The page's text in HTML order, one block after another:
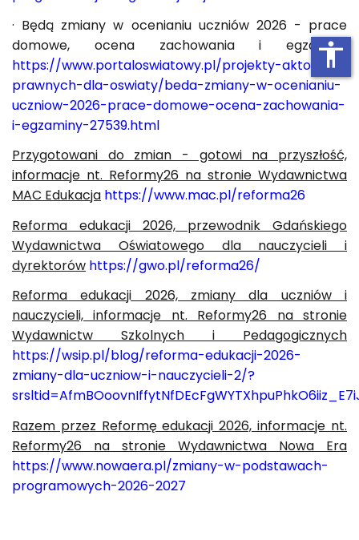
· Będą zmiany w ocenianiu uczniów 2026 - prace
domowe, ocena zachowania i egzaminy
https://www.portaloswiatowy.pl/projekty-aktow-
prawnych-dla-oswiaty/beda-zmiany-w-ocenianiu-
uczniow-2026-prace-domowe-ocena-zachowania-
i-egzaminy-27539.html
Przygotowani do zmian - gotowi na przyszłość,
informacje nt. Reformy26 na stronie Wydawnictwa
MAC Edukacja https://www.mac.pl/reforma26
Reforma edukacji 2026, przewodnik Gdańskiego
Wydawnictwa Oświatowego dla nauczycieli i
dyrektorów https://gwo.pl/reforma26/
Reforma edukacji 2026, zmiany dla uczniów i
nauczycieli, informacje nt. Reformy26 na stronie
Wydawnictw Szkolnych i Pedagogicznych
https://wsip.pl/blog/reforma-edukacji-2026-
zmiany-dla-uczniow-i-nauczycieli-2/?
Razem przez Reformę edukacji 2026, informacje nt.
Reformy26 na stronie Wydawnictwa Nowa Era
https://www.nowaera.pl/zmiany-w-podstawach-
programowych-2026-2027
accessibility